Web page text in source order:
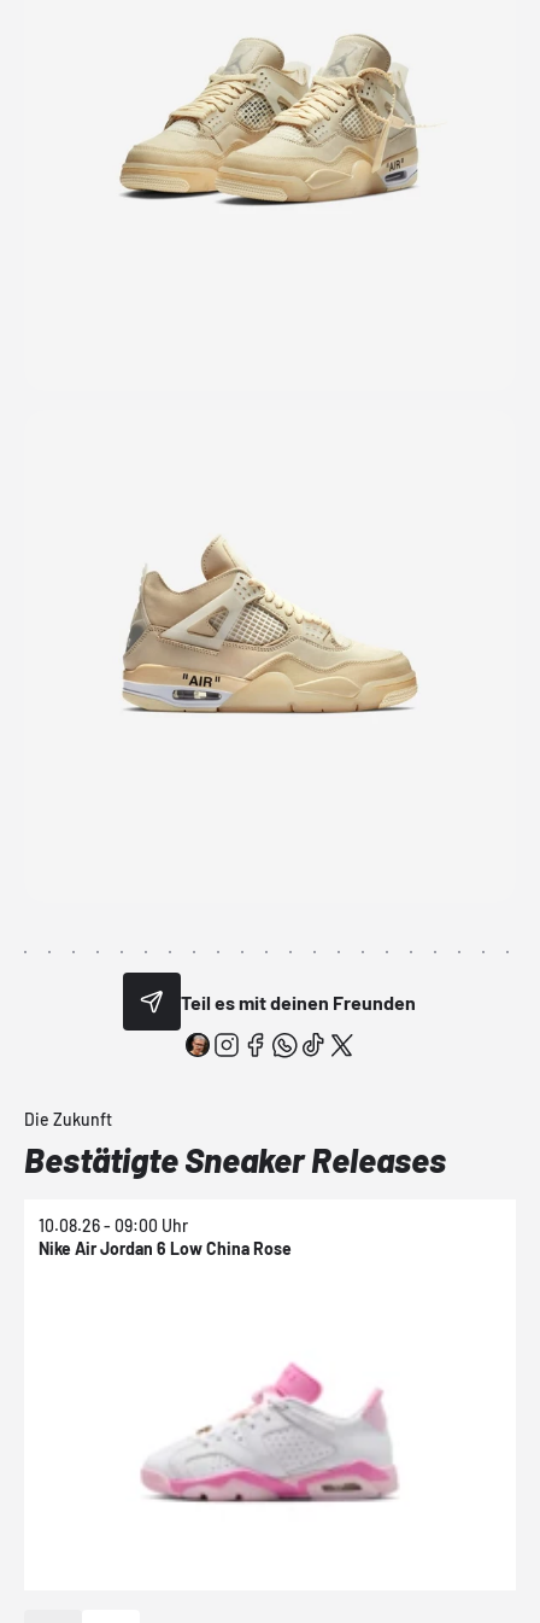
Teil es mit deinen Freunden
Die Zukunft
Bestätigte Sneaker Releases
10.08.26 - 09:00 Uhr
Nike Air Jordan 6 Low China Rose